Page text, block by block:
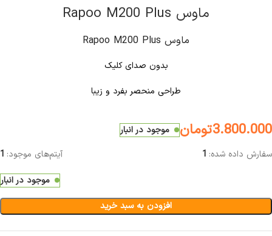
ماوس Rapoo M200 Plus
ماوس Rapoo M200 Plus
بدون صدای کلیک
طراحی منحصر بفرد و زیبا
3.800.000تومان
موجود در انبار
سفارش داده شده: 1 آیتم‌های موجود: 1
موجود در انبار
افزودن به سبد خرید